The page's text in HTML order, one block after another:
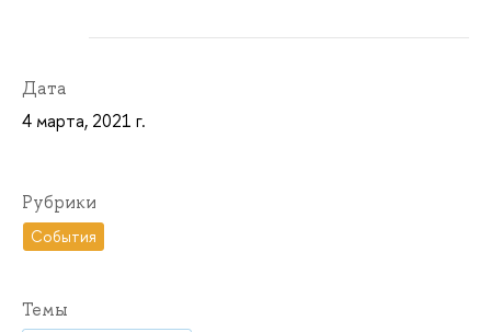
Дата
4 марта, 2021 г.
Рубрики
События
Темы